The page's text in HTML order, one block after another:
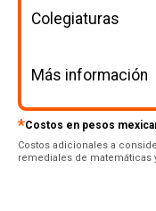
Colegiaturas
Más información
*Costos en pesos
Costos adicionales a
remediales de matemáticas